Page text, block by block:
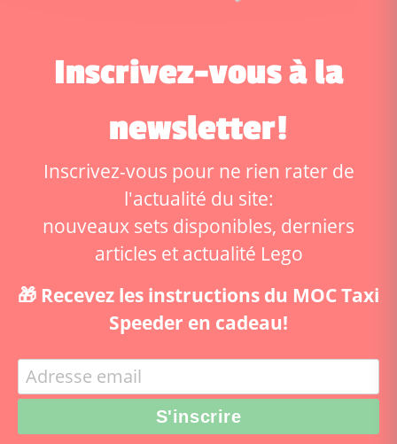
Inscrivez-vous à la
newsletter!
Inscrivez-vous pour ne rien rater de
l'actualité du site:
nouveaux sets disponibles, derniers
articles et actualité Lego
🎁 Recevez les instructions du MOC Taxi
Speeder en cadeau!